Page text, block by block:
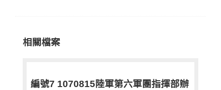
相關檔案
編號7 1070815陸軍第六軍團指揮部辦